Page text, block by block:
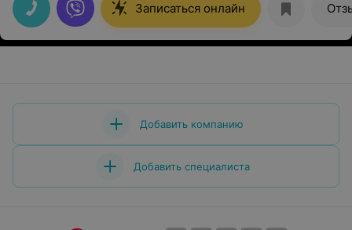
Записаться онлайн
Добавить компанию
Добавить специалиста